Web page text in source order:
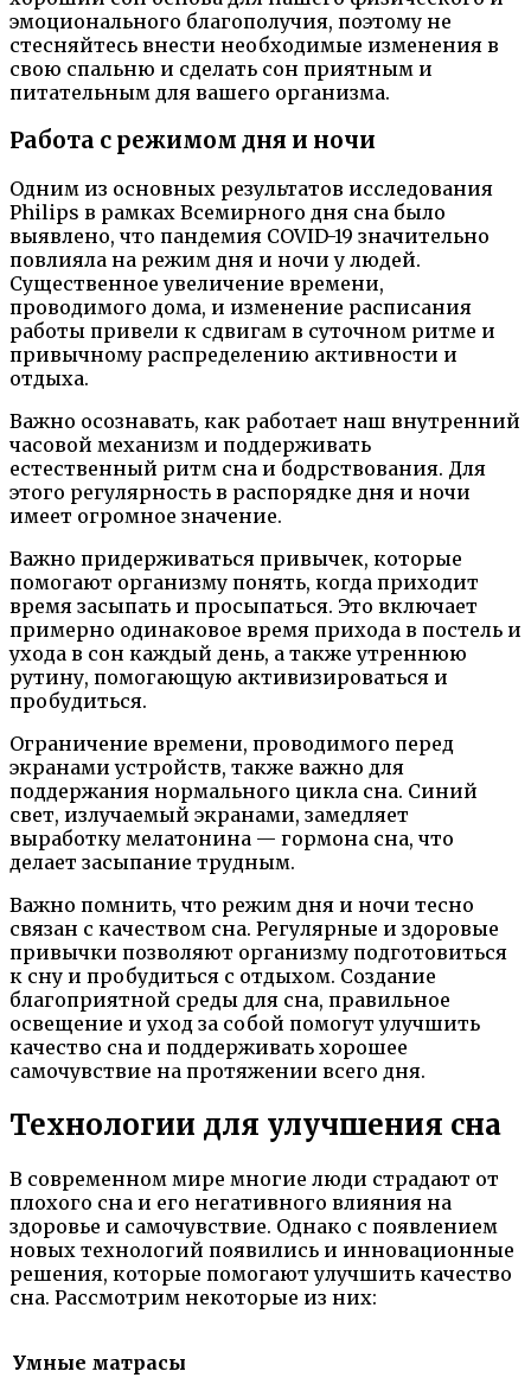
эмоционального благополучия, поэтому не
стесняйтесь внести необходимые изменения в
свою спальню и сделать сон приятным и
питательным для вашего организма.
Работа с режимом дня и ночи
Одним из основных результатов исследования
Philips в рамках Всемирного дня сна было
выявлено, что пандемия COVID-19 значительно
повлияла на режим дня и ночи у людей.
Существенное увеличение времени,
проводимого дома, и изменение расписания
работы привели к сдвигам в суточном ритме и
привычному распределению активности и
отдыха.
Важно осознавать, как работает наш внутренний
часовой механизм и поддерживать
естественный ритм сна и бодрствования. Для
этого регулярность в распорядке дня и ночи
имеет огромное значение.
Важно придерживаться привычек, которые
помогают организму понять, когда приходит
время засыпать и просыпаться. Это включает
примерно одинаковое время прихода в постель и
ухода в сон каждый день, а также утреннюю
рутину, помогающую активизироваться и
пробудиться.
Ограничение времени, проводимого перед
экранами устройств, также важно для
поддержания нормального цикла сна. Синий
свет, излучаемый экранами, замедляет
выработку мелатонина — гормона сна, что
делает засыпание трудным.
Важно помнить, что режим дня и ночи тесно
связан с качеством сна. Регулярные и здоровые
привычки позволяют организму подготовиться
к сну и пробудиться с отдыхом. Создание
благоприятной среды для сна, правильное
освещение и уход за собой помогут улучшить
качество сна и поддерживать хорошее
самочувствие на протяжении всего дня.
Технологии для улучшения сна
В современном мире многие люди страдают от
плохого сна и его негативного влияния на
здоровье и самочувствие. Однако с появлением
новых технологий появились и инновационные
решения, которые помогают улучшить качество
сна. Рассмотрим некоторые из них:
Умные матрасы